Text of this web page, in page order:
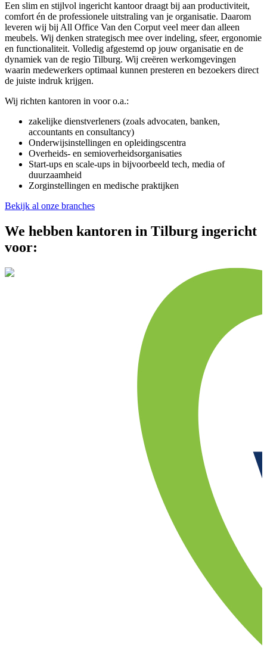
Een slim en stijlvol ingericht kantoor draagt bij aan productiviteit,
comfort én de professionele uitstraling van je organisatie. Daarom
leveren wij bij All Office Van den Corput veel meer dan alleen
meubels. Wij denken strategisch mee over indeling, sfeer, ergonomie
en functionaliteit. Volledig afgestemd op jouw organisatie en de
dynamiek van de regio Tilburg. Wij creëren werkomgevingen
waarin medewerkers optimaal kunnen presteren en bezoekers direct
de juiste indruk krijgen.
Wij richten kantoren in voor o.a.:
zakelijke dienstverleners (zoals advocaten, banken,
accountants en consultancy)
Onderwijsinstellingen en opleidingscentra
Overheids- en semioverheidsorganisaties
Start-ups en scale-ups in bijvoorbeeld tech, media of
duurzaamheid
Zorginstellingen en medische praktijken
Bekijk al onze branches
We hebben kantoren in Tilburg ingericht
voor: